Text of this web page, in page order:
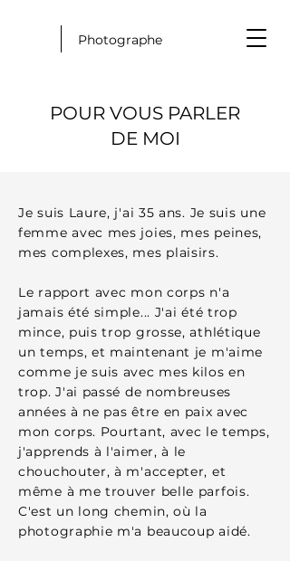
Photographe
POUR VOUS PARLER
DE MOI
Je suis Laure, j'ai 35 ans. Je suis une
femme avec mes joies, mes peines,
mes complexes, mes plaisirs.
Le rapport avec mon corps n'a
jamais été simple... J'ai été trop
mince, puis trop grosse, athlétique
un temps, et maintenant je m'aime
comme je suis avec mes kilos en
trop. J'ai passé de nombreuses
années à ne pas être en paix avec
mon corps. Pourtant, avec le temps,
j'apprends à l'aimer, à le
chouchouter, à m'accepter, et
même à me trouver belle parfois.
C'est un long chemin, où la
photographie m'a beaucoup aidé.